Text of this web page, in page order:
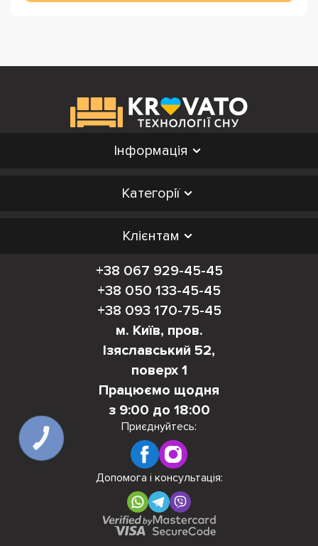
Інформація
Категорії
Клієнтам
+38 067 929-45-45
+38 050 133-45-45
+38 093 170-75-45
м. Київ, пров.
Ізяславський 52,
поверх 1
Працюємо щодня
з 9:00 до 18:00
Приєднуйтесь:
Допомога і консультація:
КНОПКА
ЗВ'ЯЗКУ